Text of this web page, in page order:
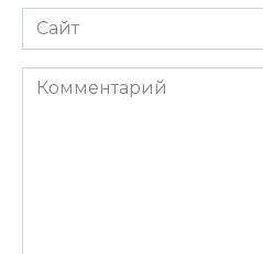
Сайт
Комментарий